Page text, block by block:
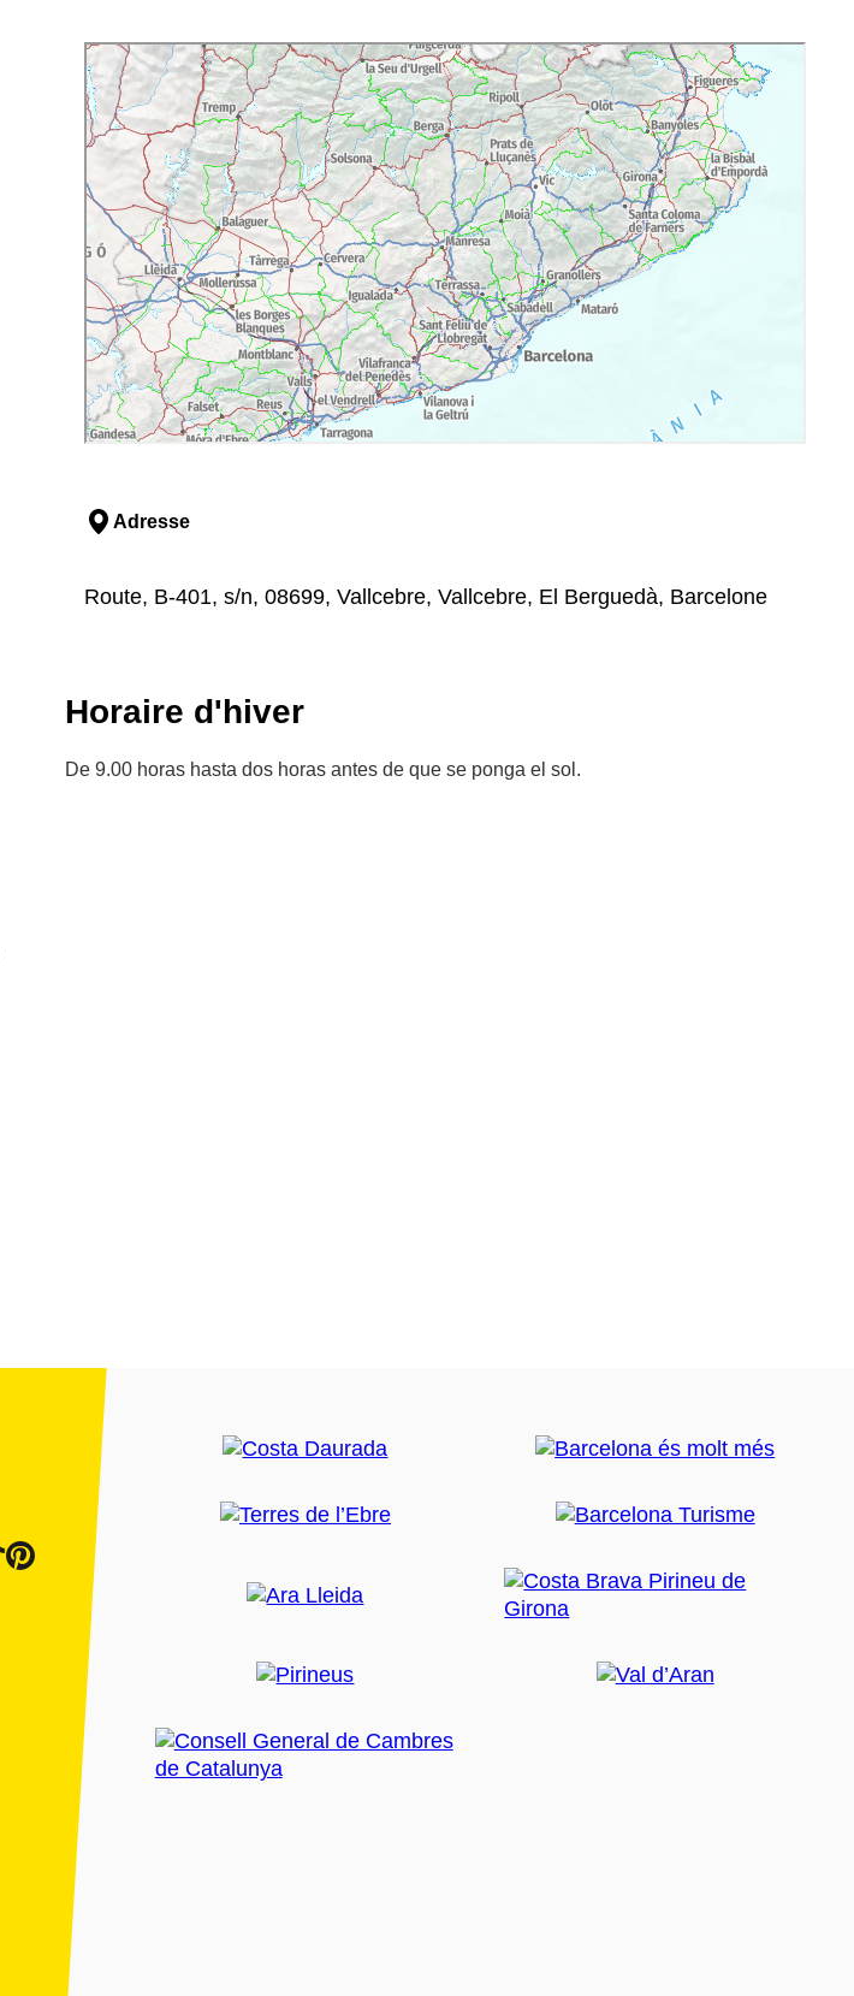
Adresse
Route, B-401, s/n, 08699, Vallcebre, Vallcebre, El Berguedà, Barcelone
Horaire d'hiver
De 9.00 horas hasta dos horas antes de que se ponga el sol.